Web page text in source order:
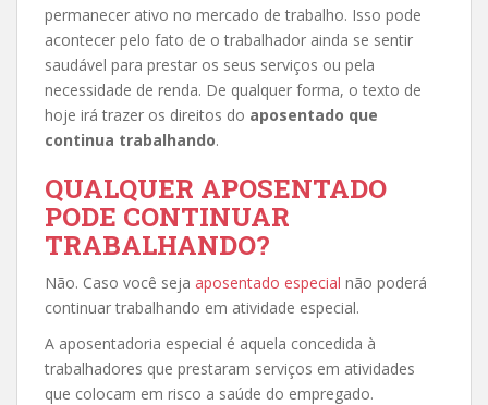
permanecer ativo no mercado de trabalho. Isso pode
acontecer pelo fato de o trabalhador ainda se sentir
saudável para prestar os seus serviços ou pela
necessidade de renda. De qualquer forma, o texto de
hoje irá trazer os direitos do aposentado que
continua trabalhando.
QUALQUER APOSENTADO
PODE CONTINUAR
TRABALHANDO?
Não. Caso você seja aposentado especial não poderá
continuar trabalhando em atividade especial.
A aposentadoria especial é aquela concedida à
trabalhadores que prestaram serviços em atividades
que colocam em risco a saúde do empregado.